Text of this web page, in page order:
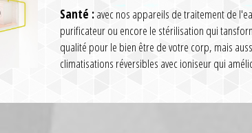
Santé :avec nos appareils de traitement de
purificateur ou encore le stérilisation qui
qualité pour le bien être de votre corp, mais
climatisations réversibles avec ioniseur qui